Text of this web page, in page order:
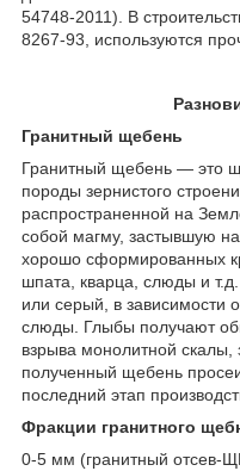
54748-2011). В
8267-93, используются
Гранитный щебень
Гранитный щебень — это
породы зернистого
распространенной на
собой магму, застывшую
хорошо сформированных
шпата, кварца, слюды и
или серый, в зависимости
слюды. Глыбы получают
взрыва монолитной
полученный щебень
последний этап
Фракции гранитного
0-5 мм (гранитный